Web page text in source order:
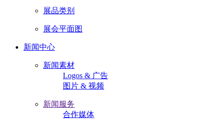
展品类别
展会平面图
新闻中心
新闻素材
Logos & 广告
图片 & 视频
新闻服务
合作媒体